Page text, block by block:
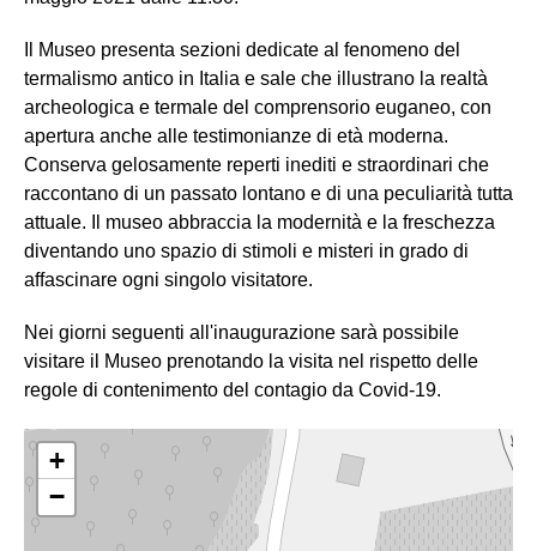
Il Museo presenta sezioni dedicate al fenomeno del
termalismo antico in Italia e sale che illustrano la realtà
archeologica e termale del comprensorio euganeo, con
apertura anche alle testimonianze di età moderna.
Conserva gelosamente reperti inediti e straordinari che
raccontano di un passato lontano e di una peculiarità tutta
attuale. Il museo abbraccia la modernità e la freschezza
diventando uno spazio di stimoli e misteri in grado di
affascinare ogni singolo visitatore.
Nei giorni seguenti all'inaugurazione sarà possibile
visitare il Museo prenotando la visita nel rispetto delle
regole di contenimento del contagio da Covid-19.
+
−